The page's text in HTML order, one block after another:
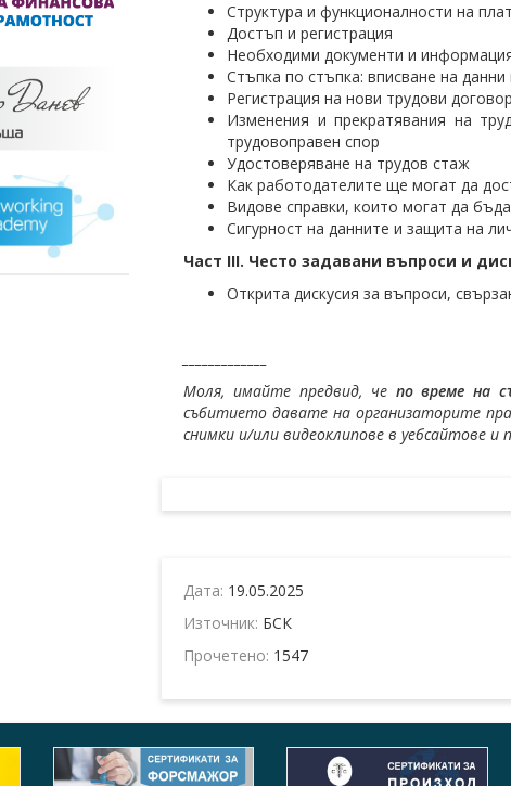
Структура и функционалности на
Достъп и регистрация
Необходими документи и
Стъпка по стъпка: вписване на данни
Регистрация на нови трудови
Изменения и прекратявания на
трудовоправен спор
Удостоверяване на трудов стаж
Как работодателите ще могат да
Видове справки, които могат да
Сигурност на данните и защита на
Част III. Често задавани въпроси и
Открита дискусия за въпроси,
Моля, имайте предвид, че по време на
събитието давате на организаторите
снимки и/или видеоклипове в уебсайтове и
Дата: 19.05.2025
Източник: БСК
Прочетено: 1547